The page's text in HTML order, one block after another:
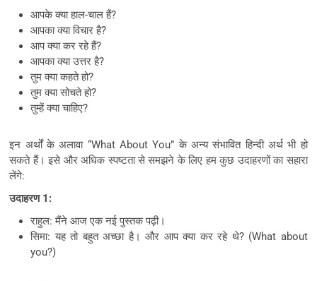
आपके क्या हाल-चाल हैं?
आपका क्या विचार है?
आप क्या कर रहे हैं?
आपका क्या उत्तर है?
तुम क्या कहते हो?
तुम क्या सोचते हो?
तुम्हें क्या चाहिए?
इन अर्थों के अलावा “What About You” के अन्य संभावित हिन्दी अर्थ भी हो
सकते हैं। इसे और अधिक स्पष्टता से समझने के लिए हम कुछ उदाहरणों का सहारा
लेंगे:
उदाहरण 1:
राहुल: मैंने आज एक नई पुस्तक पढ़ी।
सिमा: यह तो बहुत अच्छा है। और आप क्या कर रहे थे? (What about
you?)